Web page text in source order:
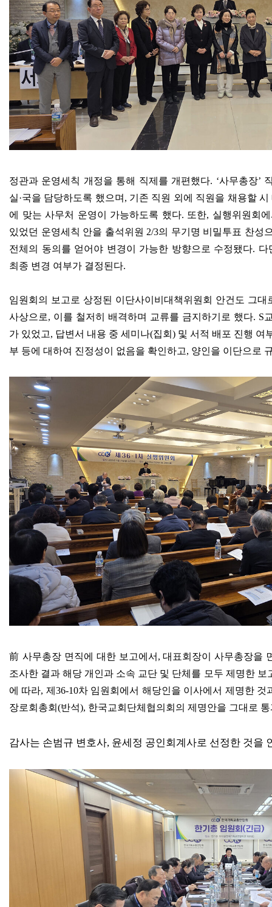
정관과 운영세칙 개정을 통해 직제를 개편했다. ‘사무총장’
실·국을 담당하도록 했으며 , 기존 직원 외에 직원을 채용할
에 맞는 사무처 운영이 가능하도록 했다. 또한, 실행위원회
있었던 운영세칙 안을 출석위원 2/3의 무기명 비밀투표 찬성
전체의 동의를 얻어야 변경이 가능한 방향으로 수정됐다. 다
최종 변경 여부가 결정된다.
임원회의 보고로 상정된 이단사이비대책위원회 안건도 그대
사상으로, 이를 철저히 배격하며 교류를 금지하기로 했다. S
가 있었고, 답변서 내용 중 세미나(집회 ) 및 서적 배포 진행 여
부 등에 대하여 진정성이 없음을 확인하고, 양인을 이단으로
前 사무총장 면직에 대한 보고에서 ,대표회장이 사무총장을
조사한 결과 해당 개인과 소속 교단 및 단체를 모두 제명한 보
에 따라, 제 36-10차 임원회에서 해당인을 이사에서 제명한
장로회총회 (반석), 한국교회단체협의회의 제명안을 그대로
감사는 손범규 변호사, 윤세정 공인회계사로 선정한 것을